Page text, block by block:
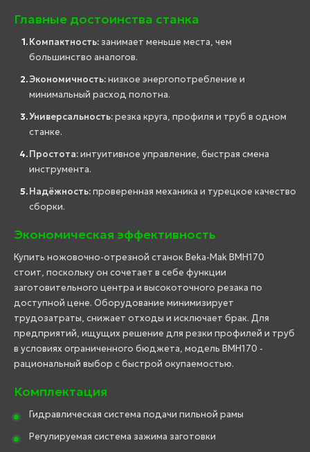
Главные достоинства станка
Компактность: занимает меньше места, чем
большинство аналогов.
Экономичность:низкое энергопотребление и
минимальный расход полотна.
Универсальность:резка круга, профиля и труб в одном
станке.
Простота:интуитивное управление, быстрая смена
инструмента.
Надёжность:проверенная механика и турецкое качество
сборки.
Экономическая эффективность
Купить ножовочно-отрезной станок Beka-Mak BMH170
стоит, поскольку он сочетает в себе функции
заготовительного центра и высокоточного резака по
доступной цене. Оборудование минимизирует
трудозатраты, снижает отходы и исключает брак. Для
предприятий, ищущих решение для резки профилей и труб
в условиях ограниченного бюджета, модель BMH170 -
рациональный выбор с быстрой окупаемостью.
Комплектация
Гидравлическая система подачи пильной рамы
Регулируемая система зажима заготовки